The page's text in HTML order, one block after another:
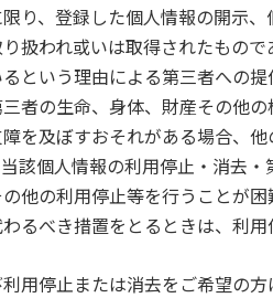
り、登録した個人情報の開示
扱われ或いは取得されたもの
という理由による第三者への
者の生命、身体、財産その他
を及ぼすおそれがある場合、
該個人情報の利用停止・消去
他の利用停止等を行うことが
るべき措置をとるときは、利用
用停止または消去をご希望の